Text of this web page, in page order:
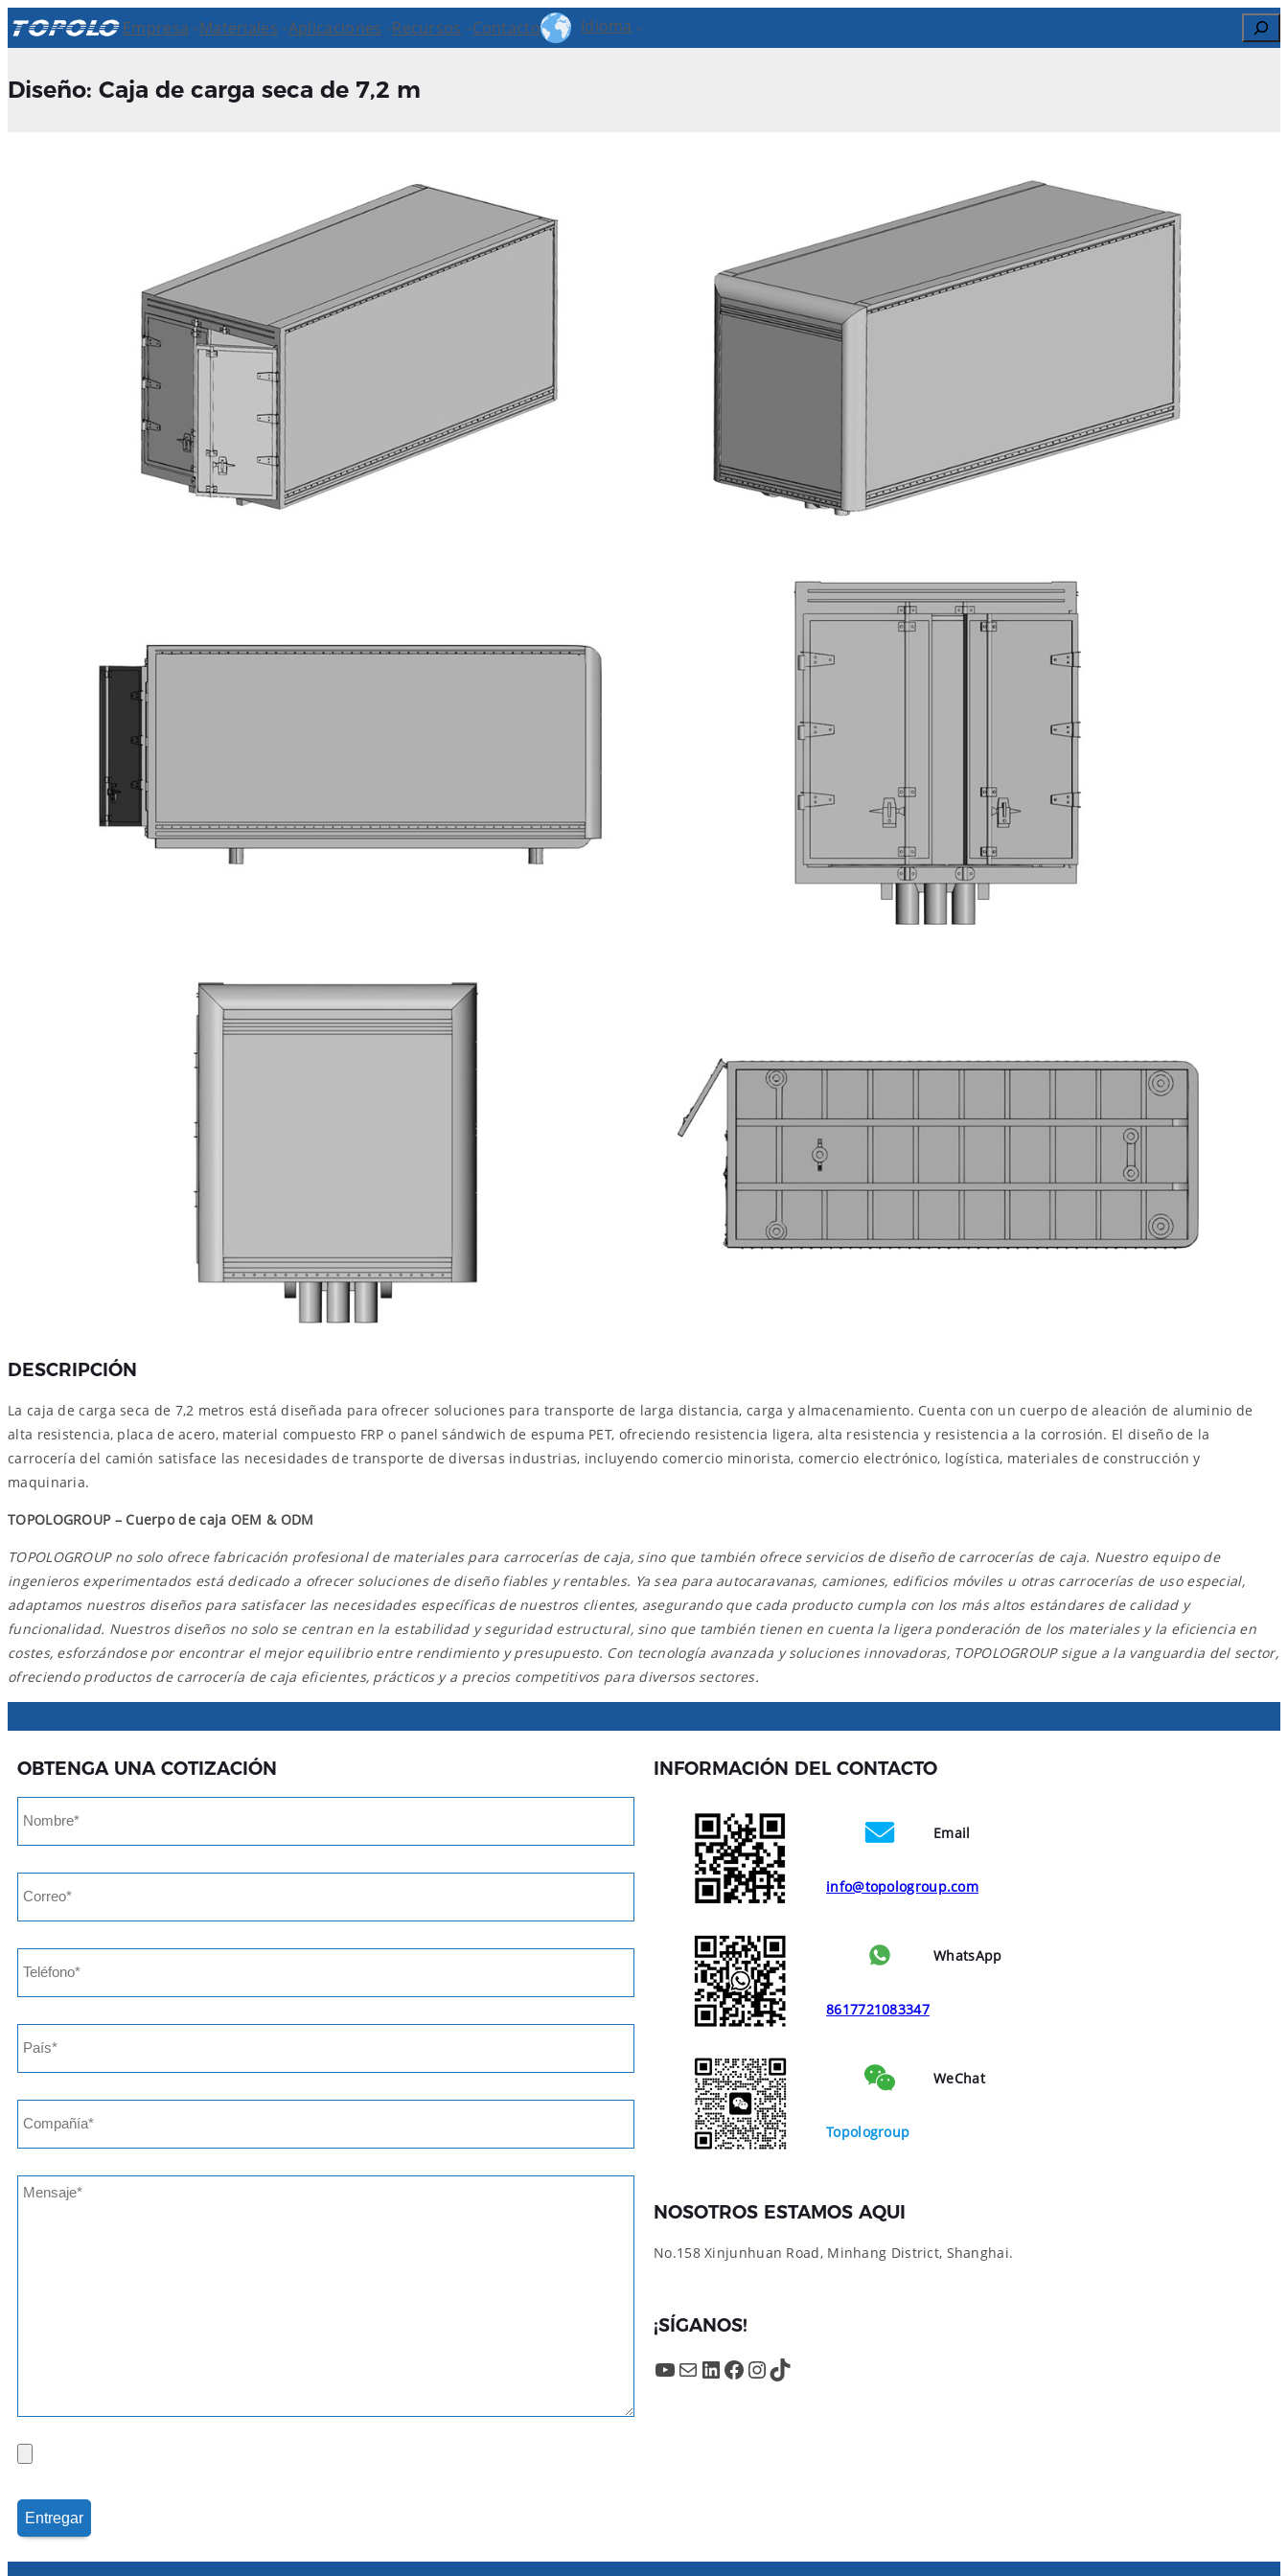
Empresa Materiales Aplicaciones Recursos Contacto Idioma Search
Diseño: Caja de carga seca de 7,2 m
DESCRIPCIÓN
La caja de carga seca de 7,2 metros está diseñada para ofrecer soluciones para transporte de larga distancia, carga y almacenamiento. Cuenta con un cuerpo de aleación de aluminio de
alta resistencia, placa de acero, material compuesto FRP o panel sándwich de espuma PET, ofreciendo resistencia ligera, alta resistencia y resistencia a la corrosión. El diseño de la
carrocería del camión satisface las necesidades de transporte de diversas industrias, incluyendo comercio minorista, comercio electrónico, logística, materiales de construcción y
maquinaria.
TOPOLOGROUP – Cuerpo de caja OEM & ODM
TOPOLOGROUP no solo ofrece fabricación profesional de materiales para carrocerías de caja, sino que también ofrece servicios de diseño de carrocerías de caja. Nuestro equipo de
ingenieros experimentados está dedicado a ofrecer soluciones de diseño fiables y rentables. Ya sea para autocaravanas, camiones, edificios móviles u otras carrocerías de uso especial,
adaptamos nuestros diseños para satisfacer las necesidades específicas de nuestros clientes, asegurando que cada producto cumpla con los más altos estándares de calidad y
funcionalidad. Nuestros diseños no solo se centran en la estabilidad y seguridad estructural, sino que también tienen en cuenta la ligera ponderación de los materiales y la eficiencia en
costes, esforzándose por encontrar el mejor equilibrio entre rendimiento y presupuesto. Con tecnología avanzada y soluciones innovadoras, TOPOLOGROUP sigue a la vanguardia del sector,
ofreciendo productos de carrocería de caja eficientes, prácticos y a precios competitivos para diversos sectores.
OBTENGA UNA COTIZACIÓN INFORMACIÓN DEL CONTACTO
Email
info@topologroup.com
WhatsApp
8617721083347
WeChat
Topologroup
NOSOTROS ESTAMOS AQUI
No.158 Xinjunhuan Road, Minhang District, Shanghai.
¡SÍGANOS!
YouTube Mail LinkedIn Facebook InstagramTikTok